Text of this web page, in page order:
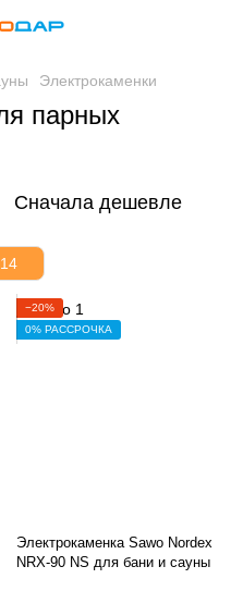
Электрокаменки
парных
Сначала дешевле
−20%
0% РАССРОЧКА
Электрокаменка Sawo Nordex
NRX-90 NS для бани и сауны